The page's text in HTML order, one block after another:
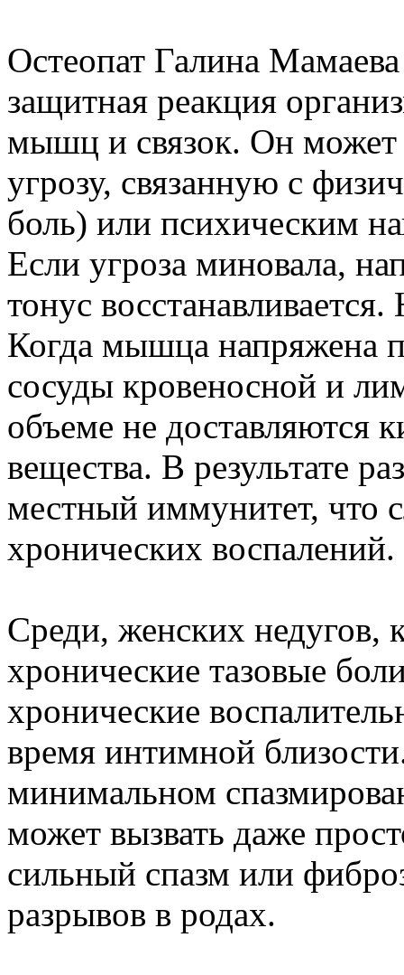
Остеопат Галина Мамаева
защитная реакция
мышц и связок. Он может
угрозу, связанную с
боль) или психическим
Если угроза миновала,
тонус
Когда мышца напряжена
сосуды кровеносной и
объеме не доставляются
вещества. В результате
местный иммунитет, что
хронических воспалений.
Среди, женских недугов,
хронические тазовые
хронические
время интимной
минимальном
может вызвать даже
сильный спазм или
разрывов в родах.